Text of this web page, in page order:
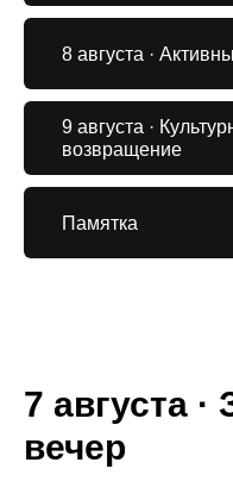
8 августа ·
9 августа ·
возвращение
Памятка
7 августа ·
вечер